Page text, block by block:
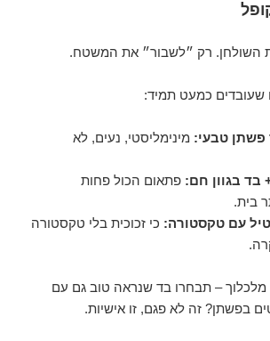
השולחן. רק ״לשבור״ את המשטח.
שעובדים כמעט תמיד:
פשתן טבעי: מינימליסטי, נעים, לא
בד בגוון חם: פתאום הכול פחות
בית.
עם טקסטורה: כי זכוכית בלי טקסטורה
– תבחרו בד שנראה טוב גם עם
בפשתן? זה לא פגם, זו אישיות.